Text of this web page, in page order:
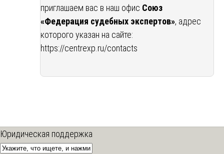
приглашаем вас в наш офис Союз
«Федерация судебных экспертов», адрес
которого указан на сайте:
https://centrexp.ru/contacts
Юридическая поддержка